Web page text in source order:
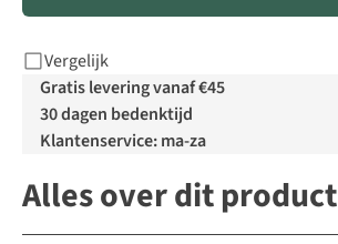
Vergelijk
Gratis levering vanaf €45
30 dagen bedenktijd
Klantenservice: ma-za
Alles over dit product